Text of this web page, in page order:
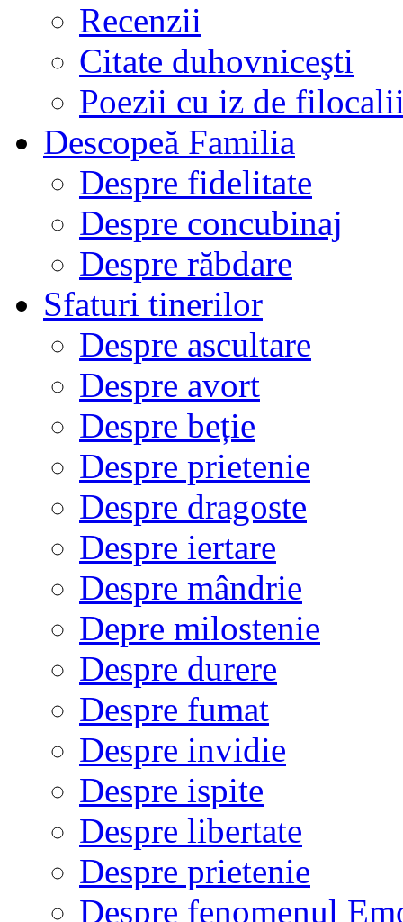
Recenzii
Citate duhovniceşti
Poezii cu iz de
Descopeă Familia
Despre fidelitate
Despre concubinaj
Despre răbdare
Sfaturi tinerilor
Despre ascultare
Despre avort
Despre beție
Despre prietenie
Despre dragoste
Despre iertare
Despre mândrie
Depre milostenie
Despre durere
Despre fumat
Despre invidie
Despre ispite
Despre libertate
Despre prietenie
Despre fenomenul